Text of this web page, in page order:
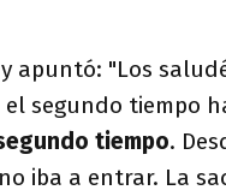
apuntó: "Los
segundo tiempo
tiempo.
iba a entrar. La